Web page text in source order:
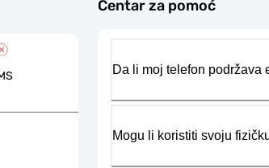
Centar za pomoć
Da li moj telefon podržava
Mogu li koristiti svoju